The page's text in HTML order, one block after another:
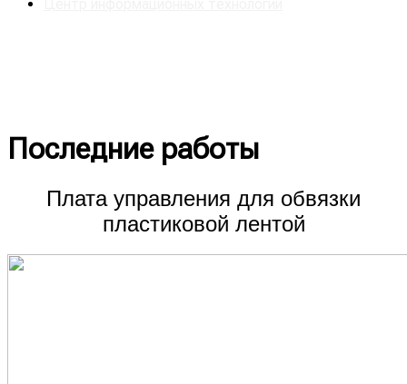
Последние работы
Плата управления для обвязки
пластиковой лентой